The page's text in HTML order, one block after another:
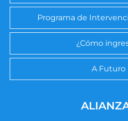
Programa de
¿Cómo
A Futuro